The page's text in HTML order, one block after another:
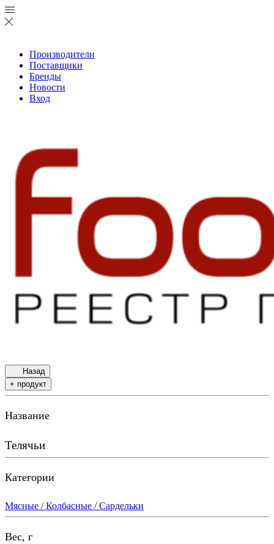
Производители
Поставщики
Бренды
Новости
Вход
Назад
+ продукт
Название
Телячьи
Категории
Мясные / Колбасные / Сардельки
Вес, г